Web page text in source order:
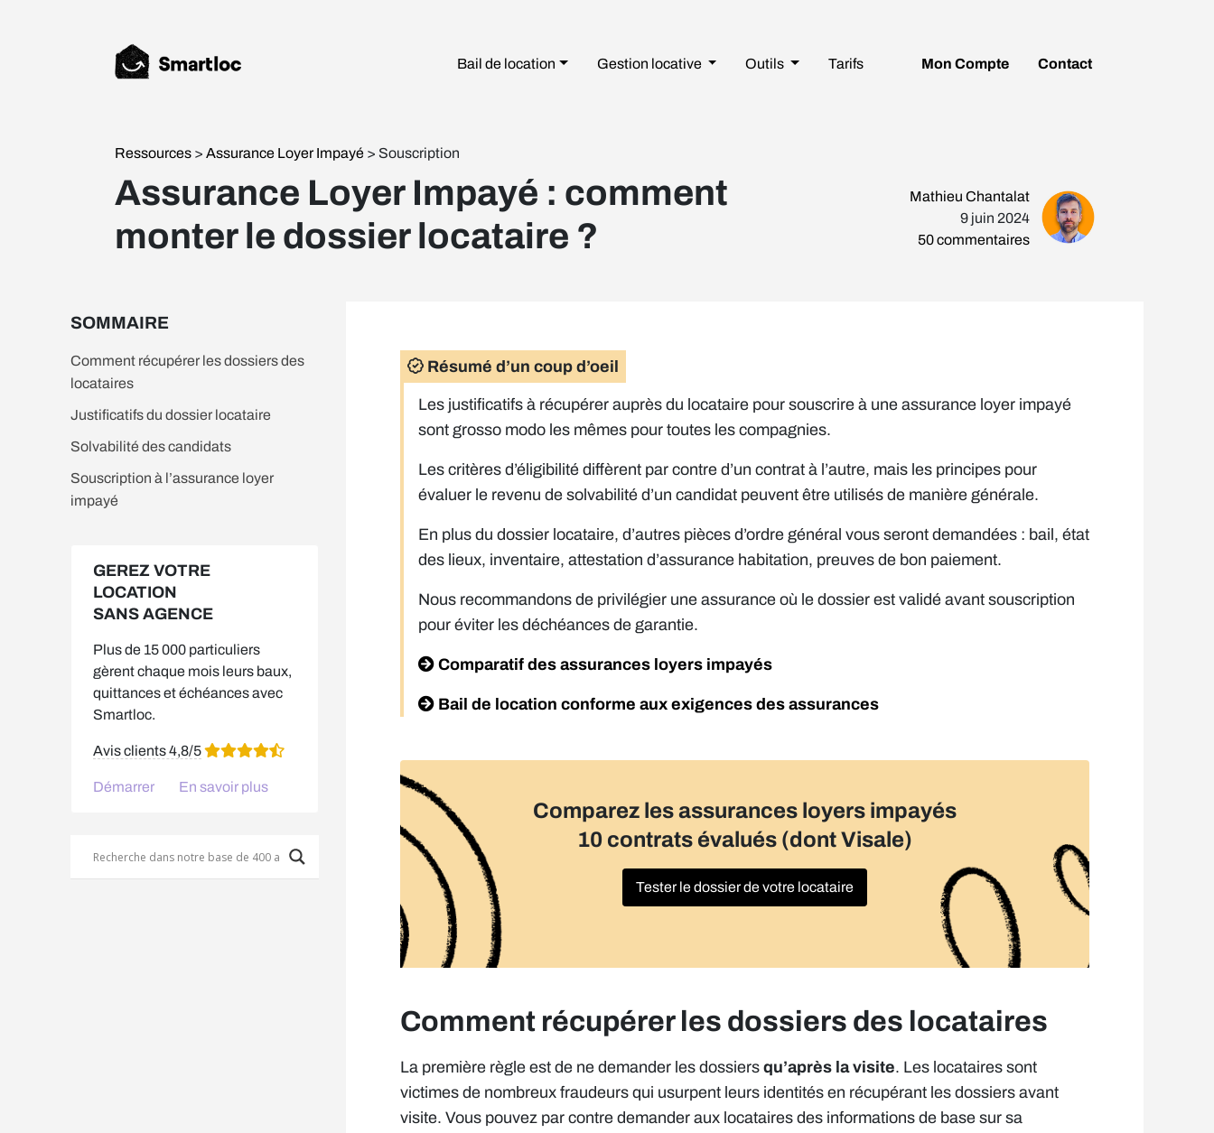
Bail de location Gestion locative Outils Tarifs Mon Compte Contact
Ressources > Assurance Loyer Impayé > Souscription
Assurance Loyer Impayé : comment
monter le dossier locataire ?
Mathieu Chantalat
9 juin 2024
50commentaires
SOMMAIRE
Comment récupérer les dossiers des
locataires
Justificatifs du dossier locataire
Solvabilité des candidats
Souscription à l’assurance loyer
impayé
GEREZ VOTRE
LOCATION
SANS AGENCE
Plus de 15 000 particuliers
gèrent chaque mois leurs baux,
quittances et échéances avec
Smartloc.
Avis clients 4,8/5
Démarrer En savoir plus
Résumé d’un coup d’oeil
Les justificatifs à récupérer auprès du locataire pour souscrire à une assurance loyer impayé
sont grosso modo les mêmes pour toutes les compagnies.
Les critères d’éligibilité diffèrent par contre d’un contrat à l’autre, mais les principes pour
évaluer le revenu de solvabilité d’un candidat peuvent être utilisés de manière générale.
En plus du dossier locataire, d’autres pièces d’ordre général vous seront demandées : bail, état
des lieux, inventaire, attestation d’assurance habitation, preuves de bon paiement.
Nous recommandons de privilégier une assurance où le dossier est validé avant souscription
pour éviter les déchéances de garantie.
Comparatif des assurances loyers impayés
Bail de location conforme aux exigences des assurances
Comparez les assurances loyers impayés
10 contrats évalués (dont Visale)
Tester le dossier de votre locataire
Comment récupérer les dossiers des locataires
La première règle est de ne demander les dossiers qu’après la visite. Les locataires sont
victimes de nombreux fraudeurs qui usurpent leurs identités en récupérant les dossiers avant
visite. Vous pouvez par contre demander aux locataires des informations de base sur sa